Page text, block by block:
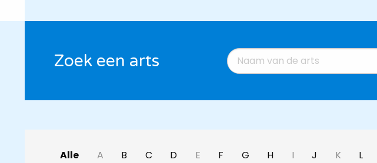
Zoek een arts
Alle A B C D E F G H I J K L